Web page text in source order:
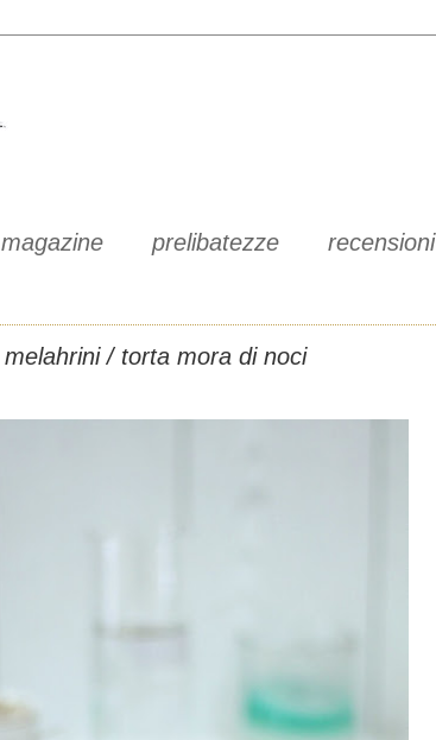
magazine prelibatezze recensioni
melahrini / torta mora di noci